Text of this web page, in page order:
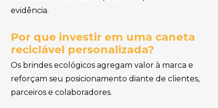
evidência.
Por que investir em uma caneta
reciclável personalizada?
Os brindes ecológicos agregam valor à marca e
reforçam seu posicionamento diante de clientes,
parceiros e colaboradores.